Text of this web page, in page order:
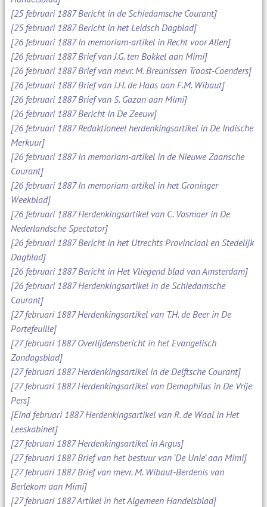
[25 februari 1887 Bericht in de Schiedamsche Courant]
[25 februari 1887 Bericht in het Leidsch Dagblad]
[26 februari 1887 In memoriam-artikel in Recht voor Allen]
[26 februari 1887 Brief van J.G. ten Bokkel aan Mimi]
[26 februari 1887 Brief van mevr. M. Breunissen Troost-Coenders]
[26 februari 1887 Brief van J.H. de Haas aan F.M. Wibaut]
[26 februari 1887 Brief van S. Gazan aan Mimi]
[26 februari 1887 Bericht in De Zeeuw]
[26 februari 1887 Redaktioneel herdenkingsartikel in De Indische
Merkuur]
[26 februari 1887 In memoriam-artikel in de Nieuwe Zaansche
Courant]
[26 februari 1887 In memoriam-artikel in het Groninger
Weekblad]
[26 februari 1887 Herdenkingsartikel van C. Vosmaer in De
Nederlandsche Spectator]
[26 februari 1887 Bericht in het Utrechts Provinciaal en Stedelijk
Dagblad]
[26 februari 1887 Bericht in Het Vliegend blad van Amsterdam]
[26 februari 1887 Herdenkingsartikel in de Schiedamsche
Courant]
[27 februari 1887 Herdenkingsartikel van T.H. de Beer in De
Portefeuille]
[27 februari 1887 Overlijdensbericht in het Evangelisch
Zondagsblad]
[27 februari 1887 Herdenkingsartikel in de Delftsche Courant]
[27 februari 1887 Herdenkingsartikel van Demophilus in De Vrije
Pers]
[Eind februari 1887 Herdenkingsartikel van R. de Waal in Het
Leeskabinet]
[27 februari 1887 Herdenkingsartikel in Argus]
[27 februari 1887 Brief van het bestuur van ‘De Unie’ aan Mimi]
[27 februari 1887 Brief van mevr. M. Wibaut-Berdenis van
Berlekom aan Mimi]
[27 februari 1887 Artikel in het Algemeen Handelsblad]